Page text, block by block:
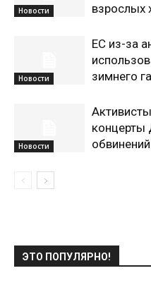
Новости
взрослых
Новости
ЕС из-за
зимнего
Новости
концерты
ЭТО ПОПУЛЯРНО!